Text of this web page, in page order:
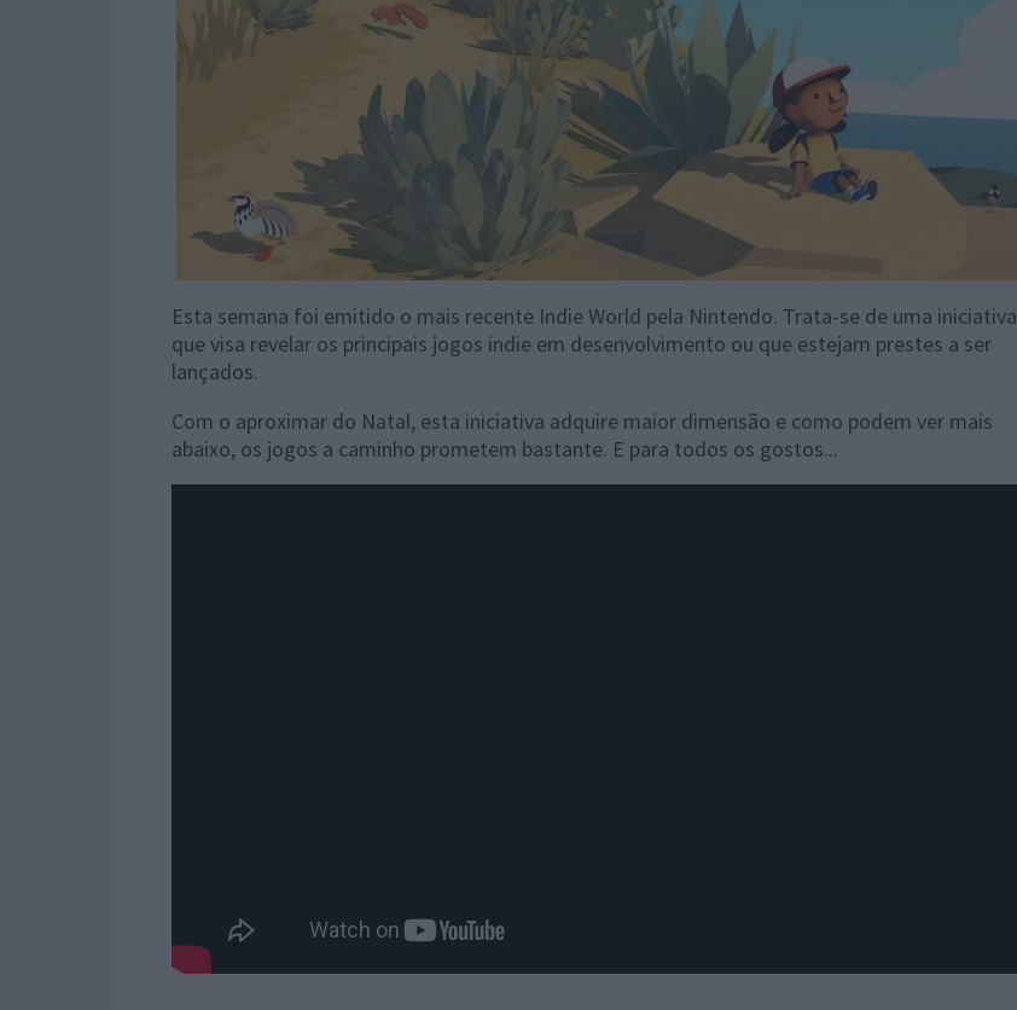
Esta semana foi emitido o mais recente Indie World pela Nintendo. Trata-se de uma iniciativa
que visa revelar os principais jogos indie em desenvolvimento ou que estejam prestes a ser
lançados.
Com o aproximar do Natal, esta iniciativa adquire maior dimensão e como podem ver mais
abaixo, os jogos a caminho prometem bastante. E para todos os gostos...